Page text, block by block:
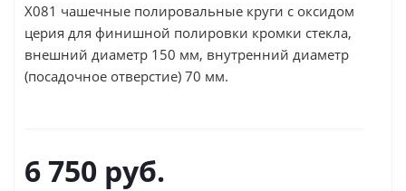
X081 чашечные полировальные круги с оксидом
церия для финишной полировки кромки стекла,
внешний диаметр 150 мм, внутренний диаметр
(посадочное отверстие) 70 мм.
6 750 руб.